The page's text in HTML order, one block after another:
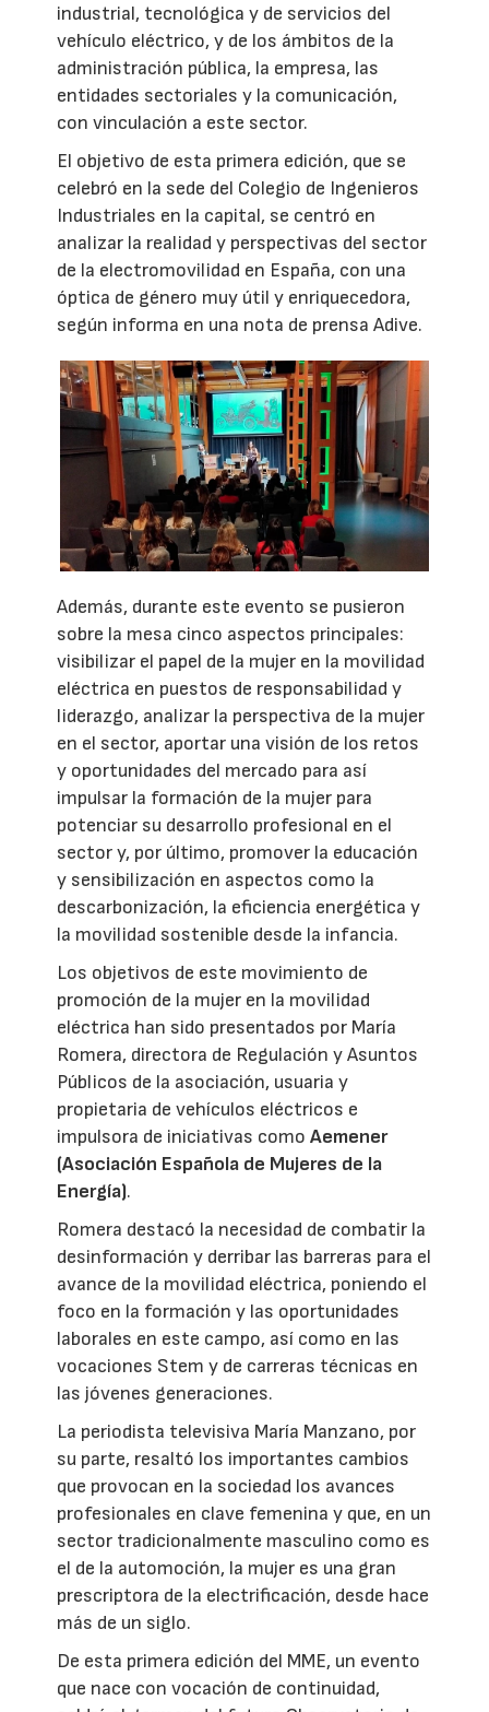
industrial, tecnológica y de servicios del
vehículo eléctrico, y de los ámbitos de la
administración pública, la empresa, las
entidades sectoriales y la comunicación,
con vinculación a este sector.
El objetivo de esta primera edición, que se
celebró en la sede del Colegio de Ingenieros
Industriales en la capital, se centró en
analizar la realidad y perspectivas del sector
de la electromovilidad en España, con una
óptica de género muy útil y enriquecedora,
según informa en una nota de prensa Adive.
Además, durante este evento se pusieron
sobre la mesa cinco aspectos principales:
visibilizar el papel de la mujer en la movilidad
eléctrica en puestos de responsabilidad y
liderazgo, analizar la perspectiva de la mujer
en el sector, aportar una visión de los retos
y oportunidades del mercado para así
impulsar la formación de la mujer para
potenciar su desarrollo profesional en el
sector y, por último, promover la educación
y sensibilización en aspectos como la
descarbonización, la eficiencia energética y
la movilidad sostenible desde la infancia.
Los objetivos de este movimiento de
promoción de la mujer en la movilidad
eléctrica han sido presentados por María
Romera, directora de Regulación y Asuntos
Públicos de la asociación, usuaria y
propietaria de vehículos eléctricos e
impulsora de iniciativas comoAemener
(Asociación Española de Mujeres de la
Energía).
Romera destacó la necesidad de combatir la
desinformación y derribar las barreras para el
avance de la movilidad eléctrica, poniendo el
foco en la formación y las oportunidades
laborales en este campo, así como en las
vocaciones Stem y de carreras técnicas en
las jóvenes generaciones.
La periodista televisiva María Manzano, por
su parte, resaltó los importantes cambios
que provocan en la sociedad los avances
profesionales en clave femenina y que, en un
sector tradicionalmente masculino como es
el de la automoción, la mujer es una gran
prescriptora de la electrificación, desde hace
más de un siglo.
De esta primera edición del MME, un evento
que nace con vocación de continuidad,